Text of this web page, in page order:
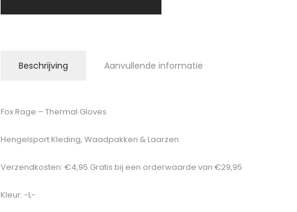
Beschrijving Aanvullende informatie
Fox Rage – Thermal Gloves
Hengelsport Kleding, Waadpakken & Laarzen
Verzendkosten: €4,95 Gratis bij een orderwaarde van €29,95
Kleur: -L-